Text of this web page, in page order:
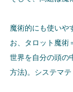
魔術的にも使いや
お、タロット魔術
世界を自分の頭の
方法)。システマテ